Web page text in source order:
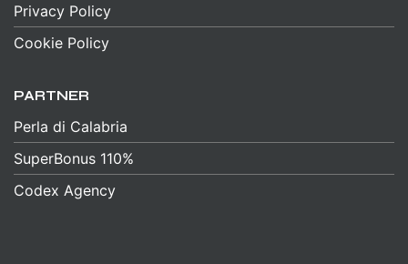
Privacy Policy
Cookie Policy
PARTNER
Perla di Calabria
SuperBonus 110%
Codex Agency